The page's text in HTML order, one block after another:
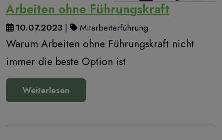
Arbeiten ohne Führungskraft
10.07.2023 | Mitarbeiterführung
Warum Arbeiten ohne Führungskraft nicht
immer die beste Option ist
Weiterlesen